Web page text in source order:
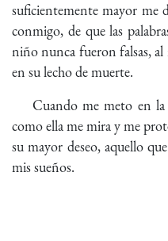
suficientemente mayor me
conmigo, de que las
niño nunca fueron falsas,
en su lecho de muerte.
Cuando me meto en la
como ella me mira y me
su mayor deseo, aquello
mis sueños.